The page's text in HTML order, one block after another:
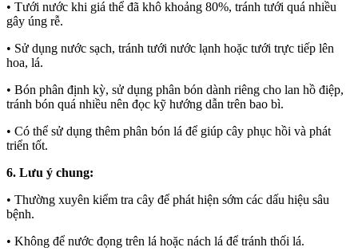
• Tưới nước khi giá thể đã khô khoảng 80%, tránh tưới quá nhiều
gây úng rễ.
• Sử dụng nước sạch, tránh tưới nước lạnh hoặc tưới trực tiếp lên
hoa, lá.
• Bón phân định kỳ, sử dụng phân bón dành riêng cho lan hồ điệp,
tránh bón quá nhiều nên đọc kỹ hướng dẫn trên bao bì.
• Có thể sử dụng thêm phân bón lá để giúp cây phục hồi và phát
triển tốt.
6. Lưu ý chung:
• Thường xuyên kiểm tra cây để phát hiện sớm các dấu hiệu sâu
bệnh.
• Không để nước đọng trên lá hoặc nách lá để tránh thối lá.